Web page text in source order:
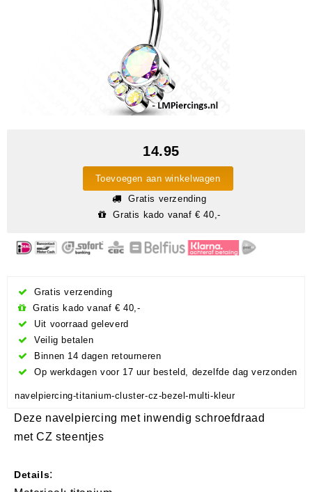
14.95
Toevoegen aan winkelwagen
Gratis verzending
Gratis kado vanaf € 40,-
Gratis verzending
Gratis kado vanaf € 40,-
Uit voorraad geleverd
Veilig betalen
Binnen 14 dagen retourneren
Op werkdagen voor 17 uur besteld, dezelfde dag verzonden
navelpiercing-titanium-cluster-cz-bezel-multi-kleur
Deze navelpiercing met inwendig schroefdraad
met CZ steentjes
Details: